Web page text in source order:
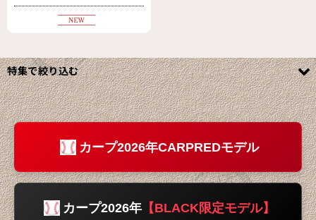
特集で絞り込む
◆◆ジビエ革製品カテゴリ◆◆
ジビエ革名刺入れ&カード入れ
ジビエ革コインケース（小銭入れ）
カープ2026年CARPREDモデル
カープ2026年【BLACK限定モデル】